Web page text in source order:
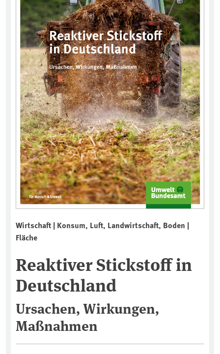
Wirtschaft | Konsum, Luft, Landwirtschaft, Boden |
Fläche
Reaktiver Stickstoff in
Deutschland
Ursachen, Wirkungen,
Maßnahmen